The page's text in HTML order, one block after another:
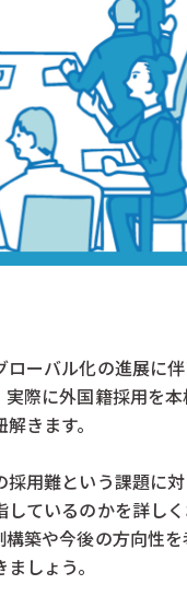
ローバル化の進展に
際に外国籍採用を
きます。
用難という課題に
ているのかを詳し
築や今後の方向性
しょう。